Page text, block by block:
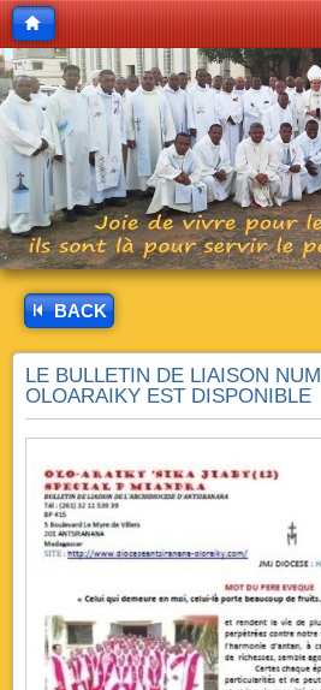
BACK
LE BULLETIN DE LIAISON
OLOARAIKY EST DISPONIBLE